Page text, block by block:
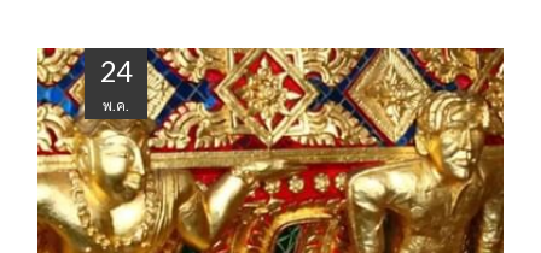
24
พ.ค.